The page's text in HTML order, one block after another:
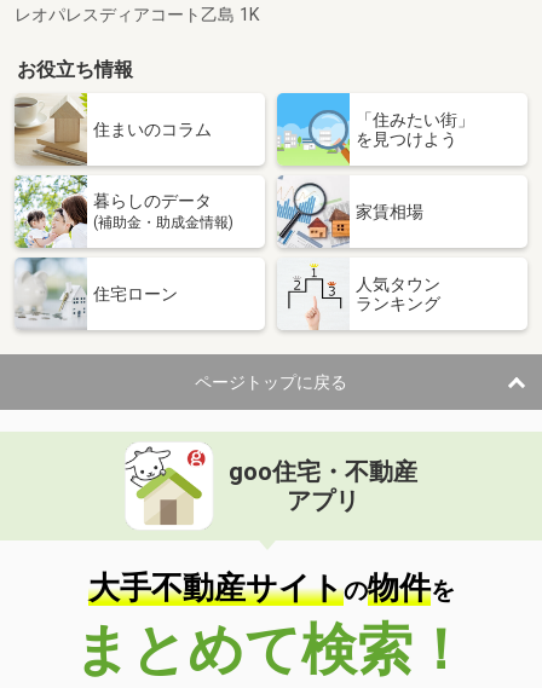
レオパレスディアコート乙島 1K
お役立ち情報
住まいのコラム
「住みたい街」
を見つけよう
暮らしのデータ
(補助金・助成金情報)
家賃相場
住宅ローン
人気タウン
ランキング
ページトップに戻る
goo住宅・不動産
アプリ
大手不動産サイトの物件を
まとめて検索！